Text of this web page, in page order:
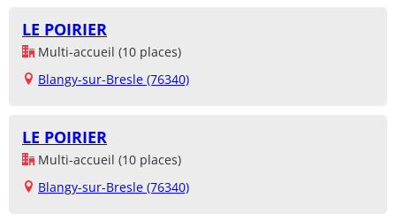
LE POIRIER
Multi-accueil (10 places)
Blangy-sur-Bresle (76340)
LE POIRIER
Multi-accueil (10 places)
Blangy-sur-Bresle (76340)